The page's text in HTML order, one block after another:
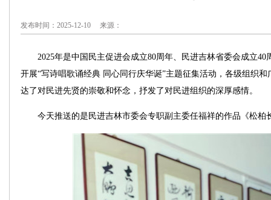
发布时间：2025-12-10 来源：
2025年是中国民主促进会成立80周年、民进吉林省委会成立40
开展“写诗唱歌诵经典 同心同行庆华诞”主题征集活动，各级组织
达了对民进先贤的崇敬和怀念，抒发了对民进组织的深厚感情。
今天推送的是民进吉林市委会专职副主委任福祥的作品《松柏